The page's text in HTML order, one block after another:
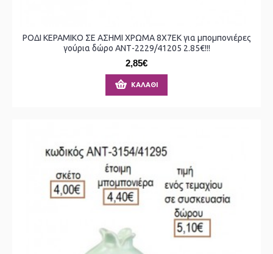
ΡΟΔΙ ΚΕΡΑΜΙΚΟ ΣΕ ΑΣΗΜΙ ΧΡΩΜΑ 8Χ7ΕΚ για μπομπονιέρες
γούρια δώρο ΑΝΤ-2229/41205 2.85€!!!
2,85€
ΚΑΛΆΘΙ